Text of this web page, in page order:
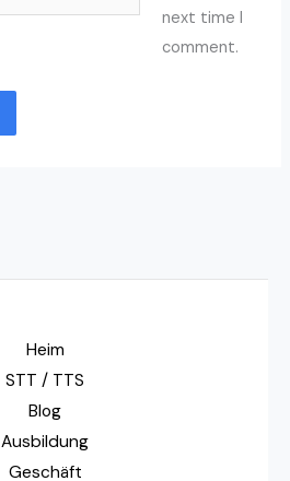
next time I
comment.
Heim
STT / TTS
Blog
Ausbildung
Geschäft